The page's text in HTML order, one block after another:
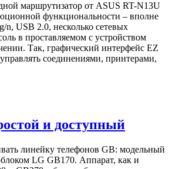
маршрутизатор от ASUS RT-N13U
функциональности – вполне
n, USB 2.0, несколько сетевых
в проставляемом с устройством
Так, графический интерфейс EZ
соединениями, принтерами,
и доступный
линейку телефонов GB: модельный
LG GB170. Аппарат, как и